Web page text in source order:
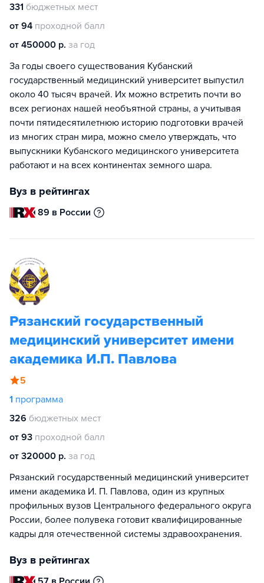
331 бюджетных мест
от 94 проходной балл
от 450000 р. за год
За годы своего существования Кубанский
государственный медицинский университет выпустил
около 40 тысяч врачей. Их можно встретить почти во
всех регионах нашей необъятной страны, а учитывая
почти пятидесятилетнюю историю подготовки врачей
из многих стран мира, можно смело утверждать, что
выпускники Кубанского медицинского университета
работают и на всех континентах земного шара.
Вуз в рейтингах
89 в России
Рязанский государственный
медицинский университет имени
академика И.П. Павлова
5
1 программа
326 бюджетных мест
от 93 проходной балл
от 320000 р. за год
Рязанский государственный медицинский университет
имени академика И. П. Павлова, один из крупных
профильных вузов Центрального федерального округа
России, более полувека готовит квалифицированные
кадры для отечественной системы здравоохранения.
Вуз в рейтингах